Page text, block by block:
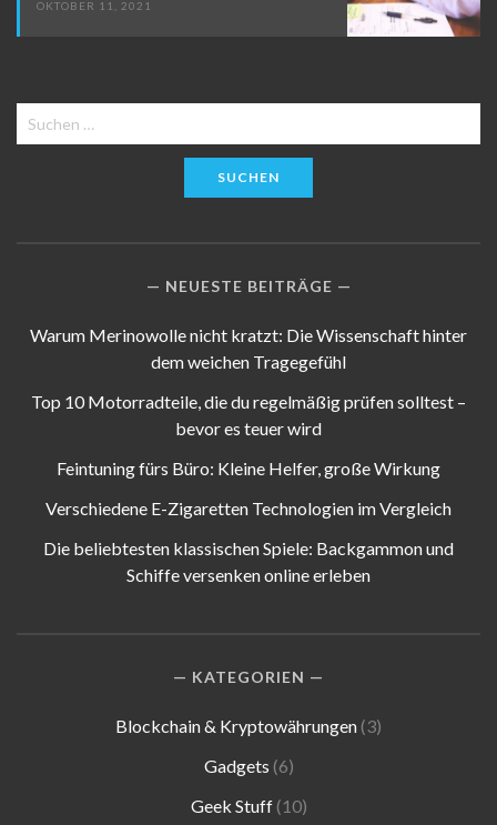
OKTOBER 11, 2021
Suchen
nach:
NEUESTE BEITRÄGE
Warum Merinowolle nicht kratzt: Die Wissenschaft hinter
dem weichen Tragegefühl
Top 10 Motorradteile, die du regelmäßig prüfen solltest –
bevor es teuer wird
Feintuning fürs Büro: Kleine Helfer, große Wirkung
Verschiedene E-Zigaretten Technologien im Vergleich
Die beliebtesten klassischen Spiele: Backgammon und
Schiffe versenken online erleben
KATEGORIEN
Blockchain & Kryptowährungen (3)
Gadgets (6)
Geek Stuff(10)